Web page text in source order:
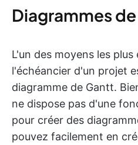
Diagrammes
L'un des moyens les
l'échéancier d'un projet
diagramme de Gantt.
ne dispose pas d'une
pour créer des
pouvez facilement en